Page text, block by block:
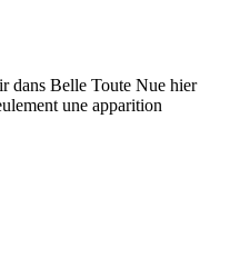
dans Belle Toute Nue hier
une apparition